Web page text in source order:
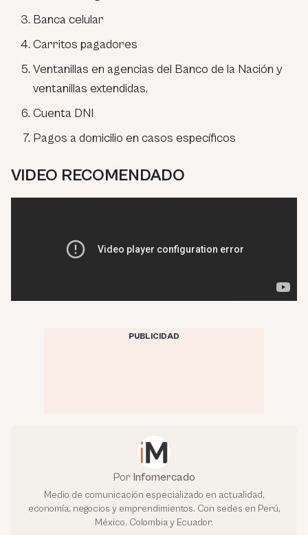
Banca celular
Carritos pagadores
Ventanillas en agencias del Banco de la Nación y
ventanillas extendidas,
Cuenta DNI
Pagos a domicilio en casos específicos
VIDEO RECOMENDADO
PUBLICIDAD
Por Infomercado
Medio de comunicación especializado en actualidad,
economía, negocios y emprendimientos. Con sedes en Perú,
México, Colombia y Ecuador.